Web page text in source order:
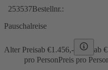
253537Bestellnr.:
Pauschalreise
Alter Preisab €1.456,- ab €
pro PersonPreis pro